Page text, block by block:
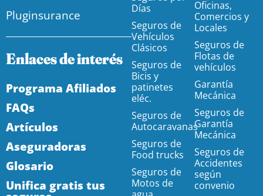
Pluginsurance
Enlaces de interés
Programa Afiliados
FAQs
Artículos
Aseguradoras
Glosario
Unifica gratis tus
Días
Seguros de
Vehículos
Clásicos
Seguros de
Bicis y
patinetes
eléc.
Seguros de
Autocaravanas
Seguros de
Food trucks
Seguros de
Motos de
Oficinas,
Comercios y
Locales
Seguros de
Flotas de
vehículos
Garantía
Mecánica
Seguros de
Garantía
Mecánica
Seguros de
Accidentes
según
convenio